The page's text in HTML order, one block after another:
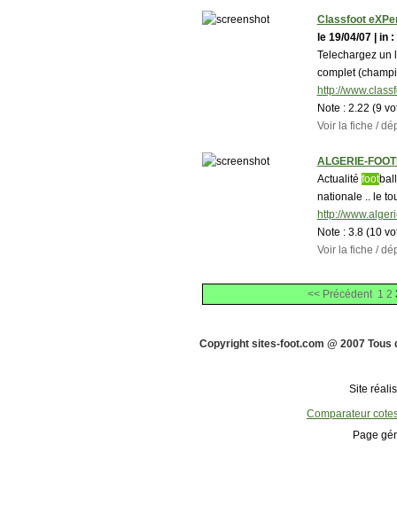
Classfoot
le 19/04/07 | in
Telechargez un
complet
http://
Note : 2.22 (9
Voir la fiche /
ALGERIE-
Actualité foot
nationale .. le
http://
Note : 3.8 (10
Voir la fiche /
<< Précédent 1 2
Copyright sites-foot.com @ 2007
Site
Comparateur
Page